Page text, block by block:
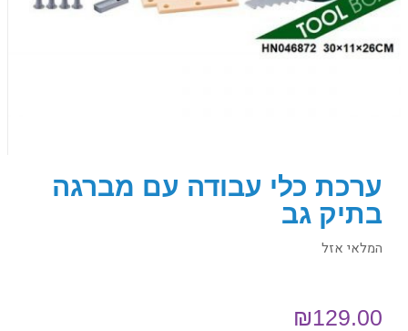
ערכת כלי עבודה עם מברגה
בתיק גב
המלאי אזל
₪129.00